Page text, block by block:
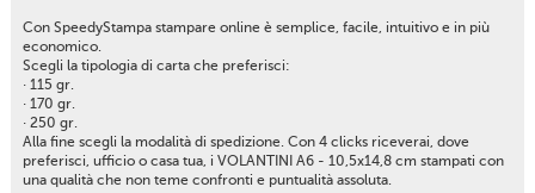
Con SpeedyStampa stampare online è semplice, facile, intuitivo e in più
economico.
Scegli la tipologia di carta che preferisci:
· 115 gr.
· 170 gr.
· 250 gr.
Alla fine scegli la modalità di spedizione. Con 4 clicks riceverai, dove
preferisci, ufficio o casa tua, i VOLANTINI A6 - 10,5x14,8 cm stampati con
una qualità che non teme confronti e puntualità assoluta.